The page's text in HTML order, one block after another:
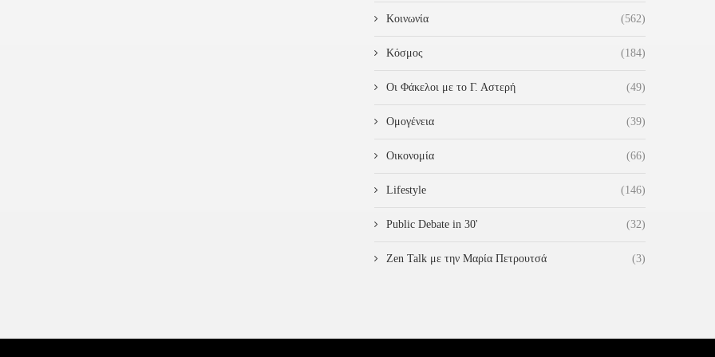
Κοινωνία (562)
Κόσμος (184)
Οι Φάκελοι με το Γ. Αστερή (49)
Ομογένεια (39)
Οικονομία (66)
Lifestyle (146)
Public Debate in 30' (32)
Zen Talk με την Μαρία Πετρουτσά (3)